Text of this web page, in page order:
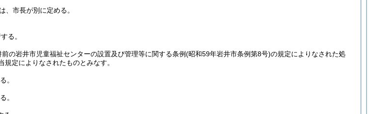
、市長が別に定める。
る。
の岩井市児童福祉センターの設置及び管理等に関する条例(昭和59年岩井市条例第8号)の規定によりなされた処
規定によりなされたものとみなす。
。
。